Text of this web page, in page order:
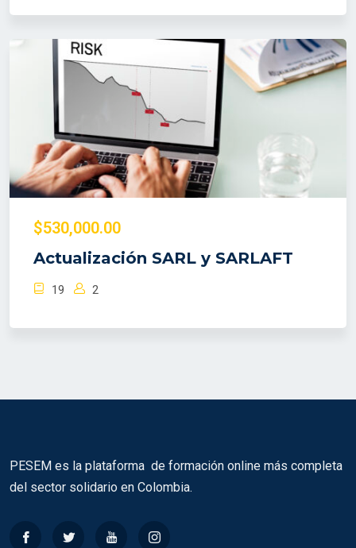
$530,000.00
Actualización SARL y SARLAFT
19 2
PESEM es la plataforma de formación online más completa
del sector solidario en Colombia.